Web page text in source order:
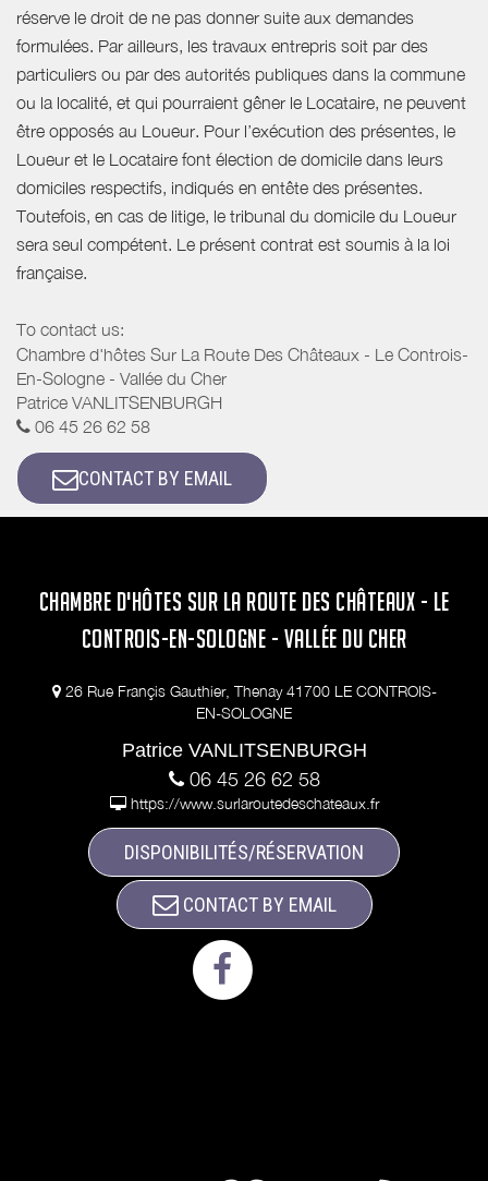
réserve le droit de ne pas donner suite aux demandes
formulées. Par ailleurs, les travaux entrepris soit par des
particuliers ou par des autorités publiques dans la commune
ou la localité, et qui pourraient gêner le Locataire, ne peuvent
être opposés au Loueur. Pour l’exécution des présentes, le
Loueur et le Locataire font élection de domicile dans leurs
domiciles respectifs, indiqués en entête des présentes.
Toutefois, en cas de litige, le tribunal du domicile du Loueur
sera seul compétent. Le présent contrat est soumis à la loi
française.
To contact us:
Chambre d'hôtes Sur La Route Des Châteaux - Le Controis-
En-Sologne - Vallée du Cher
Patrice VANLITSENBURGH
06 45 26 62 58
CONTACT BY EMAIL
CHAMBRE D'HÔTES SUR LA ROUTE DES CHÂTEAUX - LE
CONTROIS-EN-SOLOGNE - VALLÉE DU CHER
26 Rue Françis Gauthier, Thenay 41700 LE CONTROIS-
EN-SOLOGNE
Patrice VANLITSENBURGH
06 45 26 62 58
https://www.surlaroutedeschateaux.fr
DISPONIBILITÉS/RÉSERVATION
CONTACT BY EMAIL